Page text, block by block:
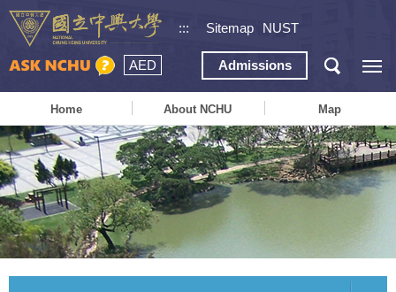
::: Sitemap NUST
AED Admissions
Home About NCHU Map